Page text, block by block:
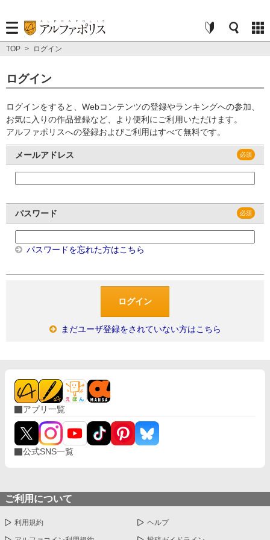
TOP > ログイン
ログイン
ログインをすると、Webコンテンツの登録やランキングへの参加、
お気に入りの作品登録など、より便利にご利用いただけます。
アルファポリスへの登録およびご利用はすべて無料です。
メールアドレス
パスワード
パスワードを忘れた方はこちら
まだユーザ登録をされていない方はこちら
アプリ一覧
公式SNS一覧
ご利用について
利用規約 ヘルプ